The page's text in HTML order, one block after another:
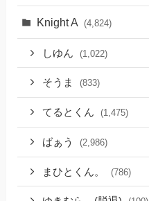
Knight A (4,824)
しゆん (1,022)
そうま (833)
てるとくん (1,475)
ばぁう (2,986)
まひとくん。 (786)